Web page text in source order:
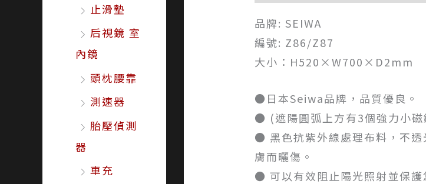
止滑墊
后視鏡 室
內鏡
頭枕腰靠
測速器
胎壓偵測
器
車充
品牌: SEIWA
編號: Z86/Z87
大小：H520×W700×D2mm
●日本Seiwa品牌，品質優良。
● (遮陽圓弧上方有3個強力小
● 黑色抗紫外線處理布料，不
膚而曬傷。
● 可以有效阻止陽光照射並保護